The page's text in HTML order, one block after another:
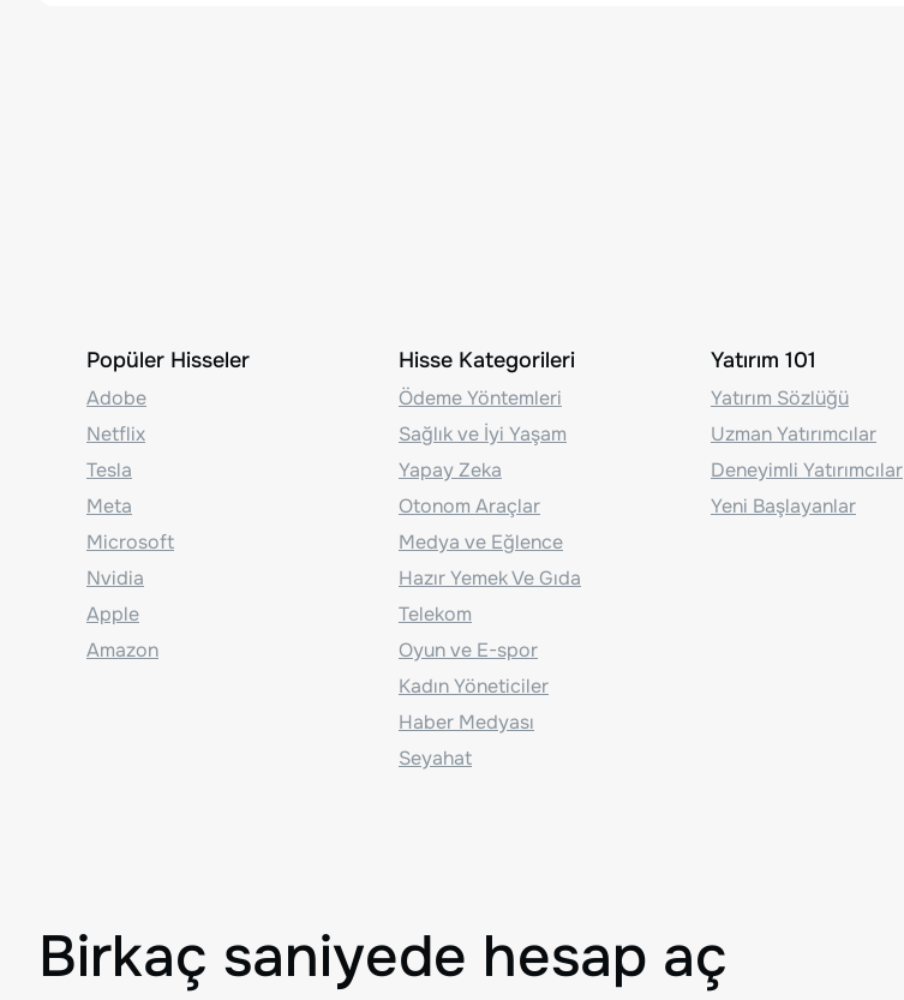
Popüler Hisseler
Adobe
Netflix
Tesla
Meta
Microsoft
Nvidia
Apple
Amazon
Hisse Kategorileri
Ödeme Yöntemleri
Sağlık ve İyi Yaşam
Yapay Zeka
Otonom Araçlar
Medya ve Eğlence
Hazır Yemek Ve Gıda
Telekom
Oyun ve E-spor
Kadın Yöneticiler
Haber Medyası
Seyahat
Yatırım 101
Yatırım Sözlüğü
Uzman Yatırımcılar
Deneyimli Yatırımcılar
Yeni Başlayanlar
Birkaç saniyede hesap aç